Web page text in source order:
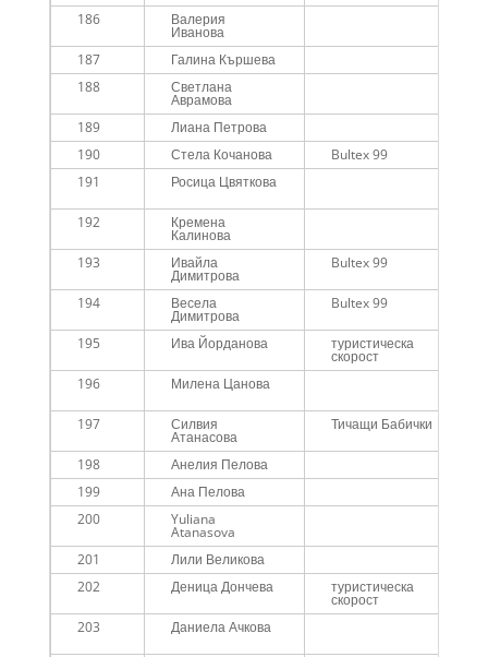
186
Валерия
Иванова
187 Галина Кършева
188
Светлана
Аврамова
189
Лиана Петрова
190
Стела Кочанова Bultex 99
191
Росица Цвяткова
192
Кремена
Калинова
193
Ивайла
Димитрова
Bultex 99
194 Весела
Димитрова
Bultex 99
195
Ива Йорданова туристическа
скорост
196 Милена Цанова
197
Силвия
Атанасова
Тичащи Бабички
198 Анелия Пелова
199
Ана Пелова
200
Yuliana
Atanasova
201
Лили Великова
202
Деница Дончева туристическа
скорост
203 Даниела Ачкова